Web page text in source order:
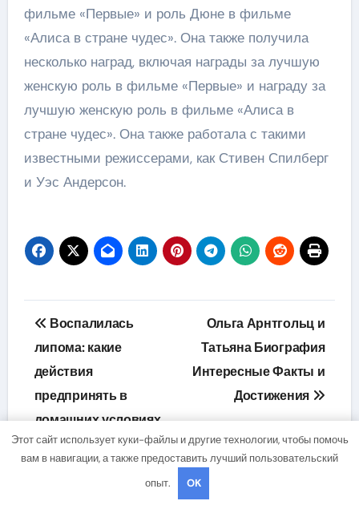
фильме «Первые» и роль Дюне в фильме
«Алиса в стране чудес». Она также получила
несколько наград, включая награды за лучшую
женскую роль в фильме «Первые» и награду за
лучшую женскую роль в фильме «Алиса в
стране чудес». Она также работала с такими
известными режиссерами, как Стивен Спилберг
и Уэс Андерсон.
Навигация
по
записям
Воспалилась
липома: какие
действия
предпринять в
домашних условиях
Ольга Арнтгольц и
Татьяна Биография
Интересные Факты и
Достижения
Этот сайт использует куки-файлы и другие технологии, чтобы помочь
вам в навигации, а также предоставить лучший пользовательский
опыт.
OK